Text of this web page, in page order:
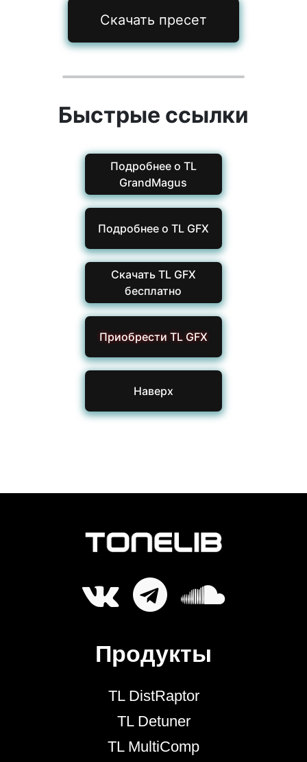
Скачать пресет
Быстрые ссылки
Подробнее о TL
GrandMagus
Подробнее о TL GFX
Скачать TL GFX
бесплатно
Приобрести TL GFX
Наверх
Продукты
TL DistRaptor
TL Detuner
TL MultiComp